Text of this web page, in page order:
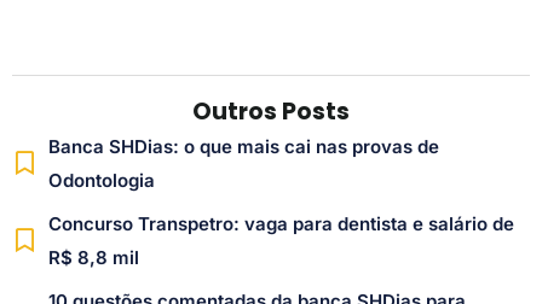
Outros Posts
Banca SHDias: o que mais cai nas provas de
Odontologia
Concurso Transpetro: vaga para dentista e salário de
R$ 8,8 mil